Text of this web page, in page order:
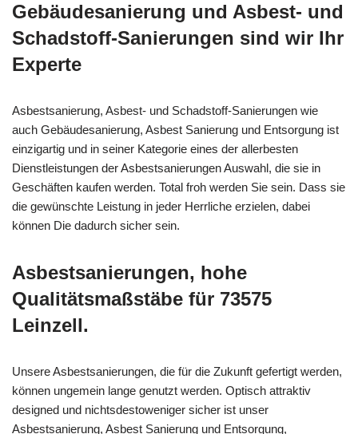
Gebäudesanierung und Asbest- und
Schadstoff-Sanierungen sind wir Ihr
Experte
Asbestsanierung, Asbest- und Schadstoff-Sanierungen wie
auch Gebäudesanierung, Asbest Sanierung und Entsorgung ist
einzigartig und in seiner Kategorie eines der allerbesten
Dienstleistungen der Asbestsanierungen Auswahl, die sie in
Geschäften kaufen werden. Total froh werden Sie sein. Dass sie
die gewünschte Leistung in jeder Herrliche erzielen, dabei
können Die dadurch sicher sein.
Asbestsanierungen, hohe
Qualitätsmaßstäbe für 73575
Leinzell.
Unsere Asbestsanierungen, die für die Zukunft gefertigt werden,
können ungemein lange genutzt werden. Optisch attraktiv
designed und nichtsdestoweniger sicher ist unser
Asbestsanierung, Asbest Sanierung und Entsorgung,